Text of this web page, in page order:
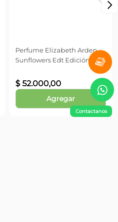
Contactanos
Almizcle del Tibet,
Perfume Elizabeth Arden
Sunflowers Edt Edición
$ 52.000,00
Agregar